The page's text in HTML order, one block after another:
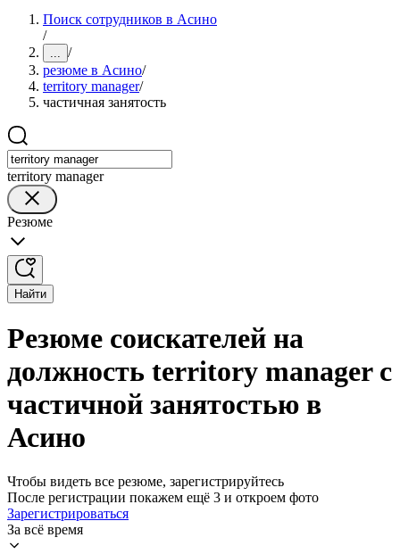
Поиск сотрудников в Асино
/
... /
резюме в Асино/
territory manager/
частичная занятость
territory manager
Резюме
Найти
Резюме соискателей на
должность territory manager с
частичной занятостью в
Асино
Чтобы видеть все резюме, зарегистрируйтесь
После регистрации покажем ещё 3 и откроем фото
Зарегистрироваться
За всё время